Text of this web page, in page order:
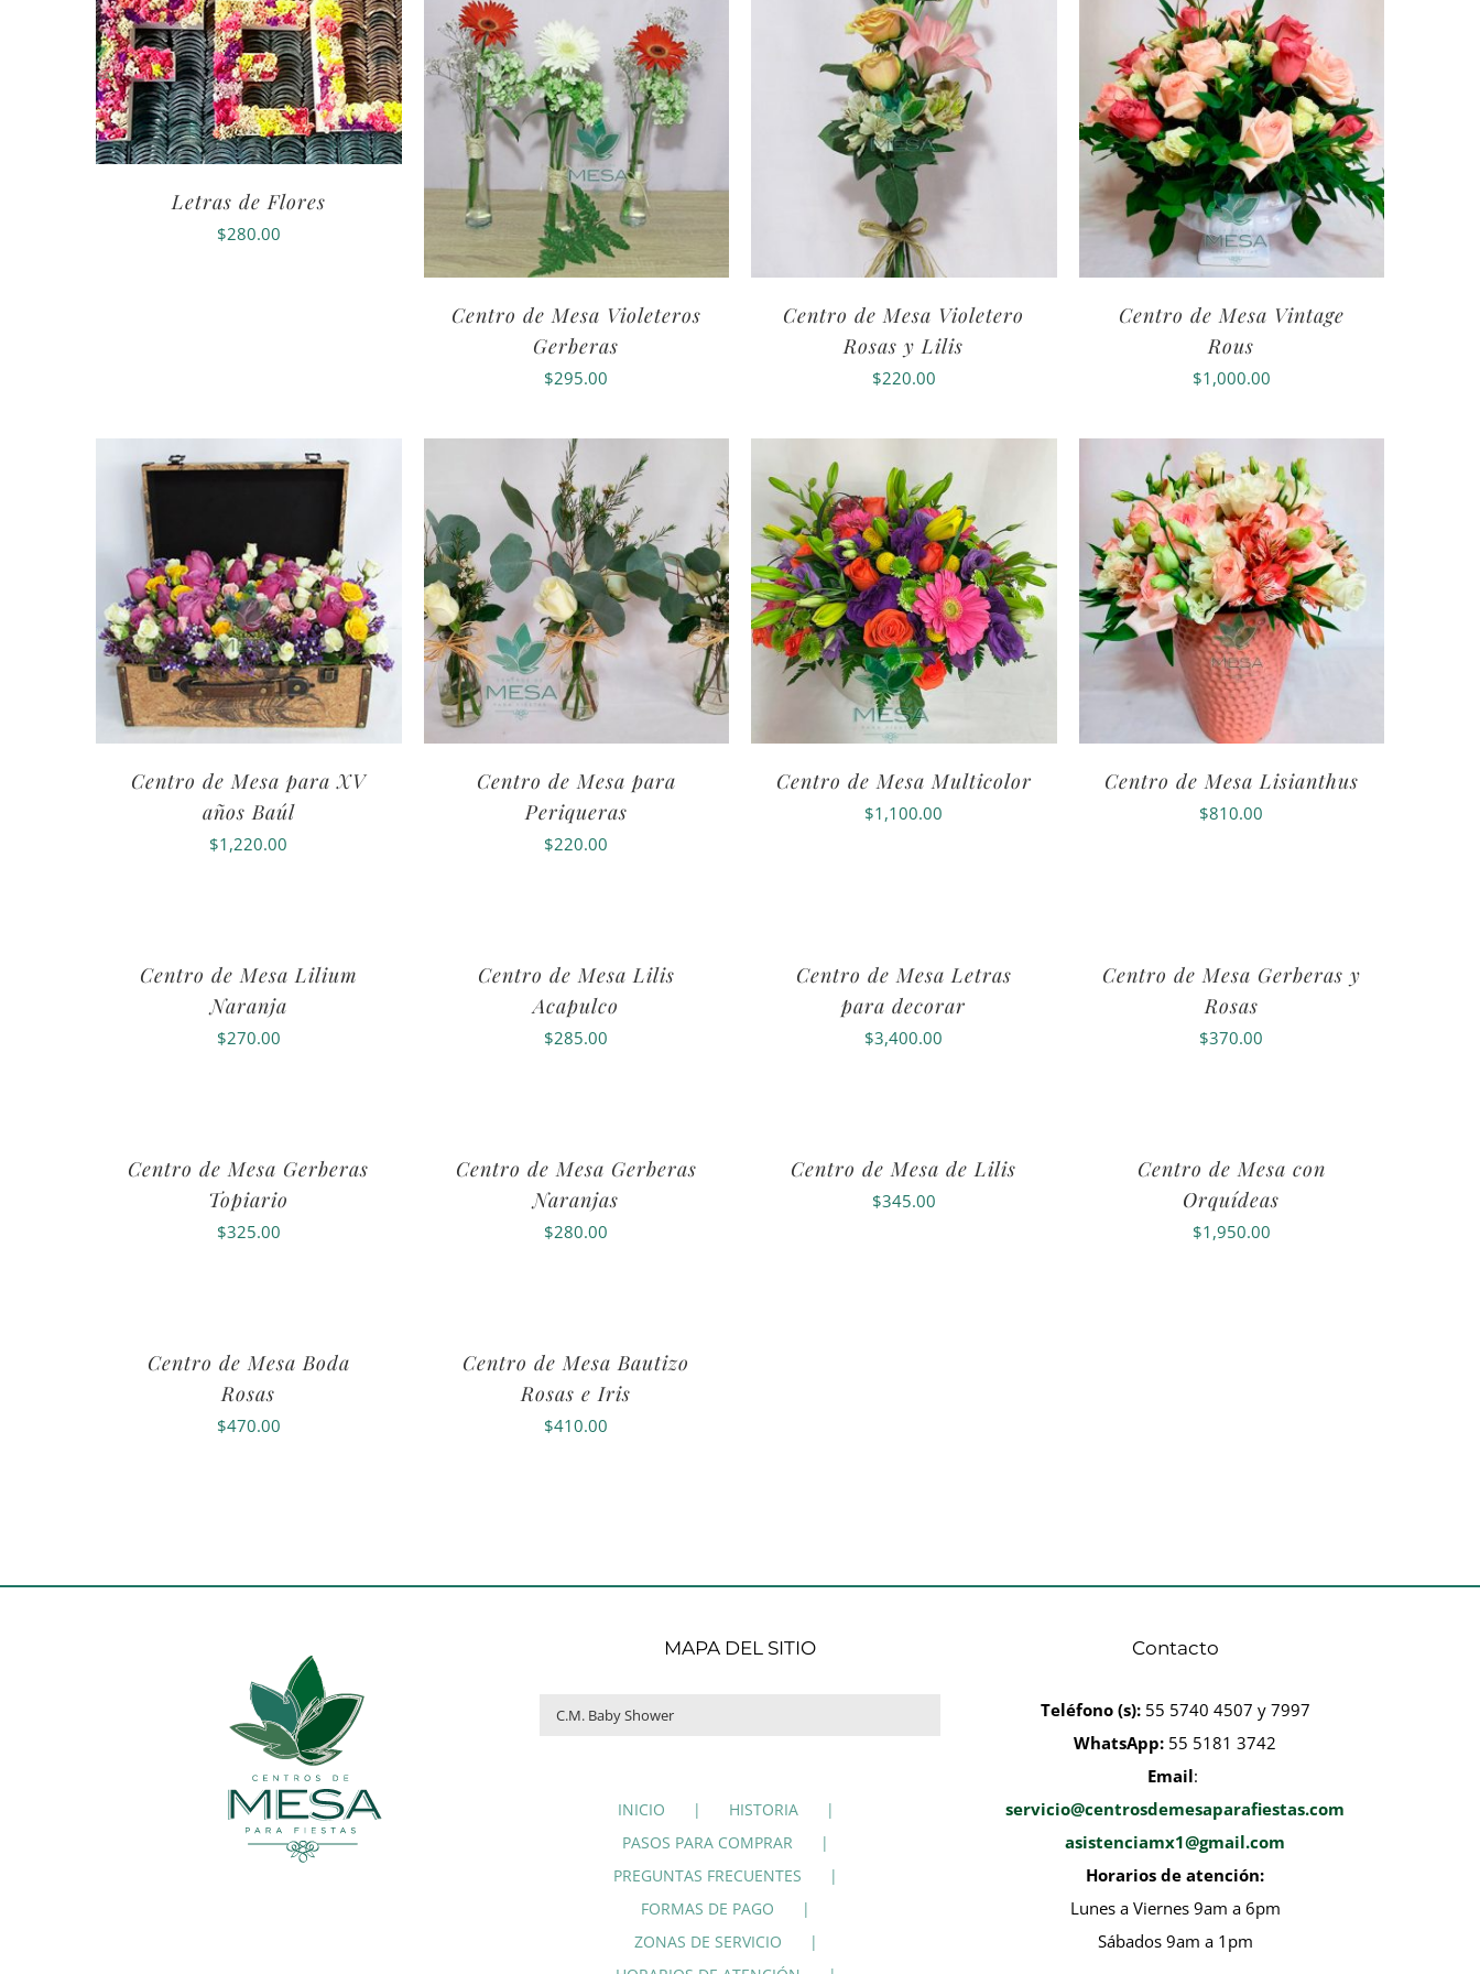
Letras de Flores
$280.00
Centro de Mesa Violeteros
Gerberas
$295.00
Centro de Mesa Violetero
Rosas y Lilis
$220.00
Centro de Mesa Vintage
Rous
$1,000.00
Centro de Mesa para XV
años Baúl
$1,220.00
Centro de Mesa para
Periqueras
$220.00
Centro de Mesa Multicolor
$1,100.00
Centro de Mesa Lisianthus
$810.00
Centro de Mesa Lilium
Naranja
$270.00
Centro de Mesa Lilis
Acapulco
$285.00
Centro de Mesa Letras
para decorar
$3,400.00
Centro de Mesa Gerberas y
Rosas
$370.00
Centro de Mesa Gerberas
Topiario
$325.00
Centro de Mesa Gerberas
Naranjas
$280.00
Centro de Mesa de Lilis
$345.00
Centro de Mesa con
Orquídeas
$1,950.00
Centro de Mesa Boda
Rosas
$470.00
Centro de Mesa Bautizo
Rosas e Iris
$410.00
MAPA DEL SITIO
INICIO
HISTORIA
PASOS PARA COMPRAR
PREGUNTAS FRECUENTES
FORMAS DE PAGO
ZONAS DE SERVICIO
Contacto
Teléfono (s):55 5740 4507 y 7997
WhatsApp: 55 5181 3742
Email:
servicio@centrosdemesaparafiestas.com
asistenciamx1@gmail.com
Horarios de atención:
Lunes a Viernes 9am a 6pm
Sábados 9am a 1pm